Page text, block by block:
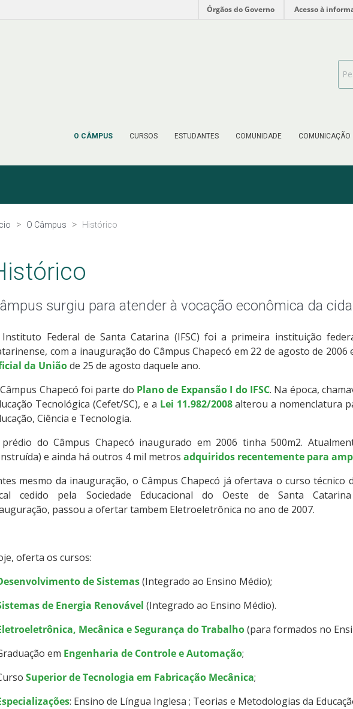
Órgãos do Governo Acesso à
O CÂMPUS CURSOS ESTUDANTES COMUNIDADE COMUNICAÇÃO
O Câmpus Histórico
surgiu para atender à vocação econômica da
Federal de Santa Catarina (IFSC) foi a primeira instituição
com a inauguração do Câmpus Chapecó em 22 de agosto de 2006
da Uniãode 25 de agosto daquele ano.
Chapecó foi parte do Plano de Expansão I do IFSC. Na época,
Tecnológica (Cefet/SC), e a Lei 11.982/2008alterou a nomenclatura
Ciência e Tecnologia.
do Câmpus Chapecó inaugurado em 2006 tinha 500m2.
e ainda há outros 4 mil metros adquiridos recentemente para
mesmo da inauguração, o Câmpus Chapecó já ofertava o curso técnico
cedido pela Sociedade Educacional do Oeste de Santa
passou a ofertar tambem Eletroeletrônica no ano de 2007.
oferta os cursos:
de Sistemas(Integrado ao Ensino Médio);
de Energia Renovável (Integrado ao Ensino Médio).
Mecânica e Segurança do Trabalho(para formados no
em Engenharia de Controle e Automação;
Superior de Tecnologia em Fabricação Mecânica;
: Ensino de Língua Inglesa ; Teorias e Metodologias da